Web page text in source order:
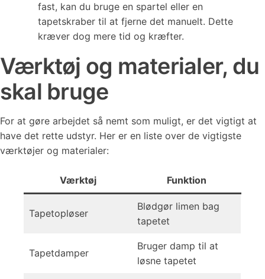
fast, kan du bruge en spartel eller en
tapetskraber til at fjerne det manuelt. Dette
kræver dog mere tid og kræfter.
Værktøj og materialer, du
skal bruge
For at gøre arbejdet så nemt som muligt, er det vigtigt at
have det rette udstyr. Her er en liste over de vigtigste
værktøjer og materialer:
Værktøj Funktion
Tapetopløser
Blødgør limen bag
tapetet
Tapetdamper
Bruger damp til at
løsne tapetet